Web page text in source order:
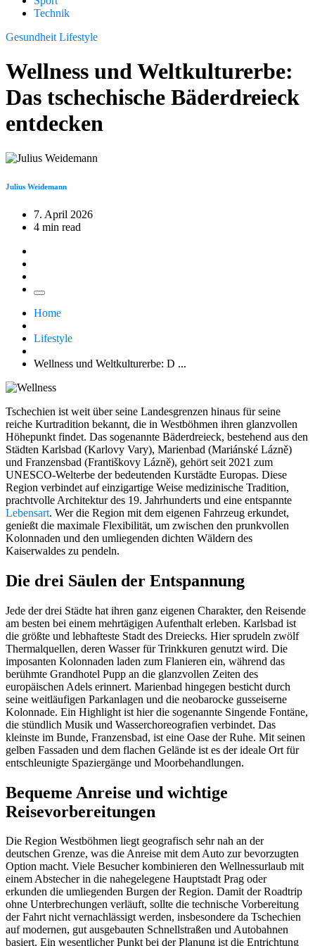
Technik
Gesundheit Lifestyle
Wellness und Weltkulturerbe:
Das tschechische Bäderdreieck
entdecken
Julius Weidemann
7. April 2026
4 min read
Home
Lifestyle
Wellness und Weltkulturerbe: D ...
Tschechien ist weit über seine Landesgrenzen hinaus für seine
reiche Kurtradition bekannt, die in Westböhmen ihren glanzvollen
Höhepunkt findet. Das sogenannte Bäderdreieck, bestehend aus den
Städten Karlsbad (Karlovy Vary), Marienbad (Mariánské Lázně)
und Franzensbad (Františkovy Lázně), gehört seit 2021 zum
UNESCO-Welterbe der bedeutenden Kurstädte Europas. Diese
Region verbindet auf einzigartige Weise medizinische Tradition,
prachtvolle Architektur des 19. Jahrhunderts und eine entspannte
Lebensart. Wer die Region mit dem eigenen Fahrzeug erkundet,
genießt die maximale Flexibilität, um zwischen den prunkvollen
Kolonnaden und den umliegenden dichten Wäldern des
Kaiserwaldes zu pendeln.
Die drei Säulen der Entspannung
Jede der drei Städte hat ihren ganz eigenen Charakter, den Reisende
am besten bei einem mehrtägigen Aufenthalt erleben. Karlsbad ist
die größte und lebhafteste Stadt des Dreiecks. Hier sprudeln zwölf
Thermalquellen, deren Wasser für Trinkkuren genutzt wird. Die
imposanten Kolonnaden laden zum Flanieren ein, während das
berühmte Grandhotel Pupp an die glanzvollen Zeiten des
europäischen Adels erinnert. Marienbad hingegen besticht durch
seine weitläufigen Parkanlagen und die neobarocke gusseiserne
Kolonnade. Ein Highlight ist hier die sogenannte Singende Fontäne,
die stündlich Musik und Wasserchoreografien verbindet. Das
kleinste im Bunde, Franzensbad, ist eine Oase der Ruhe. Mit seinen
gelben Fassaden und dem flachen Gelände ist es der ideale Ort für
entschleunigte Spaziergänge und Moorbehandlungen.
Bequeme Anreise und wichtige
Reisevorbereitungen
Die Region Westböhmen liegt geografisch sehr nah an der
deutschen Grenze, was die Anreise mit dem Auto zur bevorzugten
Option macht. Viele Besucher kombinieren den Wellnessurlaub mit
einem Abstecher in die nahegelegene Hauptstadt Prag oder
erkunden die umliegenden Burgen der Region. Damit der Roadtrip
ohne Unterbrechungen verläuft, sollte die technische Vorbereitung
der Fahrt nicht vernachlässigt werden, insbesondere da Tschechien
auf modernen, gut ausgebauten Schnellstraßen und Autobahnen
basiert. Ein wesentlicher Punkt bei der Planung ist die Entrichtung